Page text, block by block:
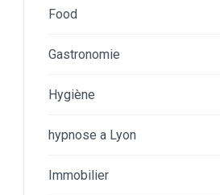
Food
Gastronomie
Hygiène
hypnose a Lyon
Immobilier